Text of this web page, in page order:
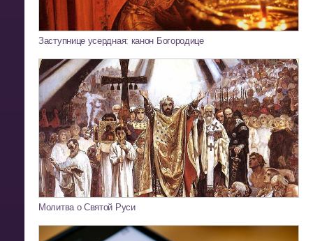
Заступнице усердная: канон Богородице
Молитва о Святой Руси